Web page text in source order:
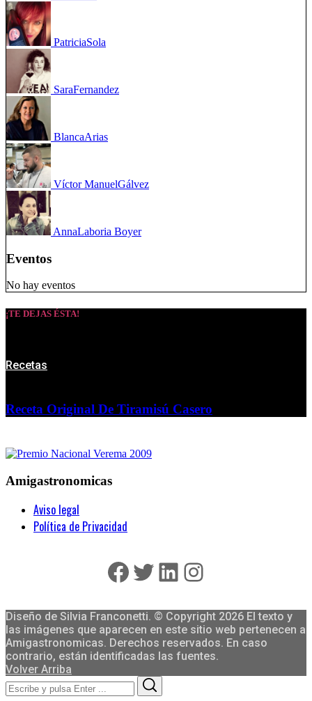
PatriciaSola
SaraFernandez
BlancaArias
Víctor ManuelGálvez
AnnaLaboria Boyer
Eventos
No hay eventos
¡TE DEJAS ÉSTA!
Recetas
Receta Original De Tiramisú Casero
Amigastronomicas
Aviso legal
Política de Privacidad
Facebook
Twitter
LinkedIn
Instagram
Diseño de Silvia Franconetti. © Copyright 2026 El texto y
las imágenes que aparecen en este sitio web pertenecen a
Amigastronomicas. Derechos reservados. En caso
contrario, están identificadas las fuentes.
Volver Arriba
Search
for: